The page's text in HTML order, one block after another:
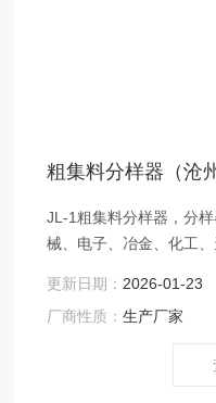
粗集料分样器（沧
JL-1粗集料分样器，分
械、电子、冶金、化工
外广大用户好评。该仪
带六个料框组成。粗集
更新日期： 2026-01-23
厂商性质：生产厂家